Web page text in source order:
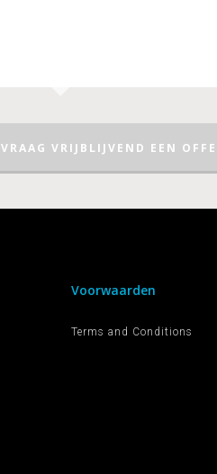
VRAAG VRIJBLIJVEND EEN
Voorwaarden
Terms and Conditions